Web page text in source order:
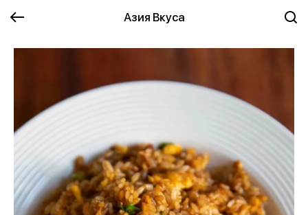
Азия Вкуса